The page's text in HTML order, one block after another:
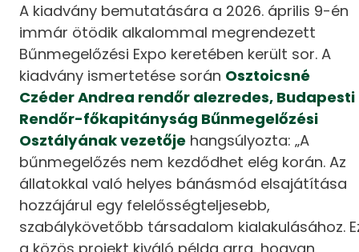
A kiadvány bemutatására a 2026. április 9-én
immár ötödik alkalommal megrendezett
Bűnmegelőzési Expo keretében került sor. A
kiadvány ismertetése során Osztoicsné
Czéder Andrea rendőr alezredes, Budapesti
Rendőr-főkapitányság Bűnmegelőzési
Osztályának vezetője hangsúlyozta: „A
bűnmegelőzés nem kezdődhet elég korán. Az
állatokkal való helyes bánásmód elsajátítása
hozzájárul egy felelősségteljesebb,
szabálykövetőbb társadalom kialakulásához.